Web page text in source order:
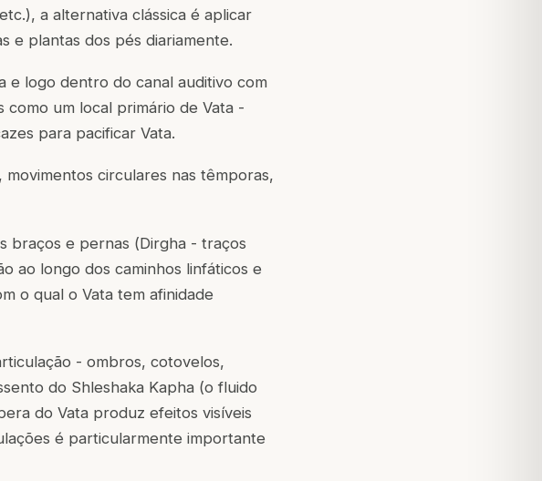
a alternativa clássica é aplicar
e plantas dos pés diariamente.
e logo dentro do canal auditivo com
como um local primário de Vata -
para pacificar Vata.
circulares nas têmporas,
braços e pernas (Dirgha - traços
ao longo dos caminhos linfáticos e
o qual o Vata tem afinidade
- ombros, cotovelos,
do Shleshaka Kapha (o fluido
do Vata produz efeitos visíveis
é particularmente importante